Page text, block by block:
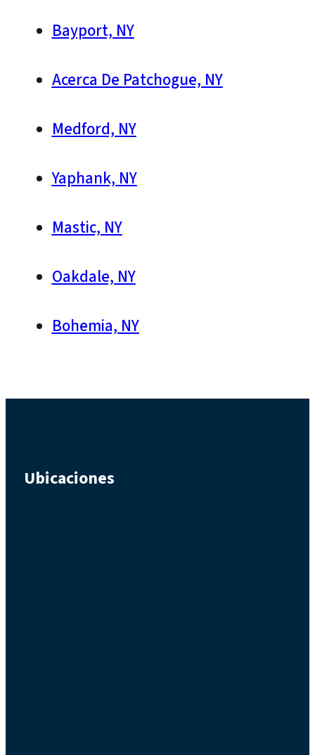
Bayport, NY
Acerca De Patchogue, NY
Medford, NY
Yaphank, NY
Mastic, NY
Oakdale, NY
Bohemia, NY
Ubicaciones